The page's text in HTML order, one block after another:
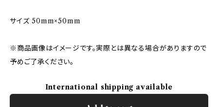
サイズ 50mm×50mm
※商品画像はイメージです。実際とは異なる場合がありますので
予めご了承ください。
International shipping available